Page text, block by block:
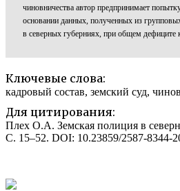
чиновничества автор предпринимает
основании данных, полученных из
в северных губерниях, при общем дефиците
Ключевые слова:
кадровый состав, земский суд,
Для цитирования:
Плех О.А. Земская полиция в
С. 15–52. DOI: 10.23859/2587-8344-